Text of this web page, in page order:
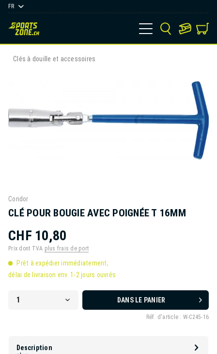
FR
Clés à douille et accessoires
Condor
CLÉ POUR BOUGIE AVEC POIGNÉE T 16MM
CHF 10,80
Prix dont TVA plus frais de port
Prêt à expédier immédiatement,
délai de livraison env. 1-2 jours ouvrés
DANS LE PANIER
Réf. d'article : W-C245-16
Description